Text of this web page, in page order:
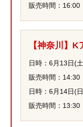
販売時間：16:00
【神奈川】
日時：6月13日(
販売時間：14:30
日時：6月14日(
販売時間：13:30